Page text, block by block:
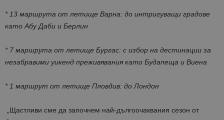
* 13 маршрута от летище Варна: до интригуващи градове
като Абу Даби и Берлин
* 7 маршрута от летище Бургас: с избор на дестинации за
незабравими уикенд преживявания като Будапеща и Виена
* 1 маршрут от летище Пловдив: до Лондон
„Щастливи сме да започнем най-дългоочаквания сезон от